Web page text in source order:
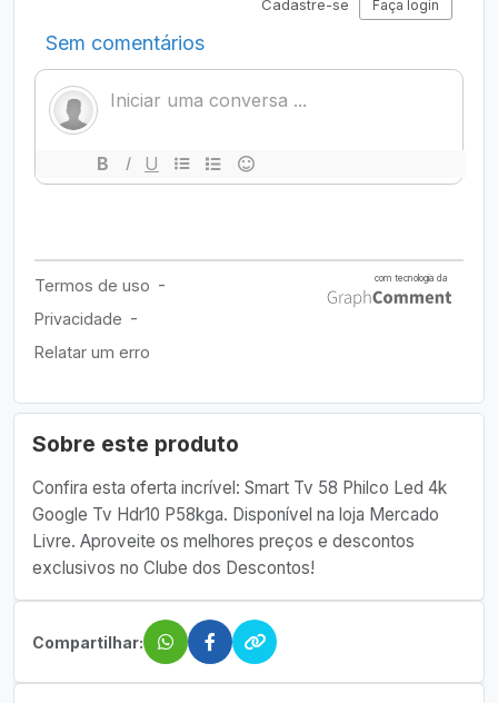
Sobre este produto
Confira esta oferta incrível: Smart Tv 58 Philco Led 4k
Google Tv Hdr10 P58kga. Disponível na loja Mercado
Livre. Aproveite os melhores preços e descontos
exclusivos no Clube dos Descontos!
Compartilhar: